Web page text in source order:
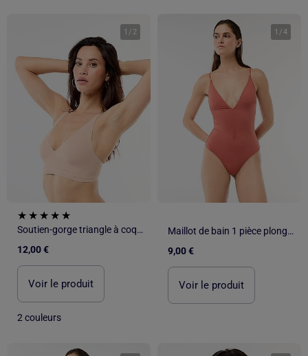
1 / 2
Soutien-gorge triangle à coques en microfibre
12,00 €
Voir le produit
2 couleurs
1 /4
Maillot de bain 1 pièce plongeant avec bijou
9,00 €
Voir le produit